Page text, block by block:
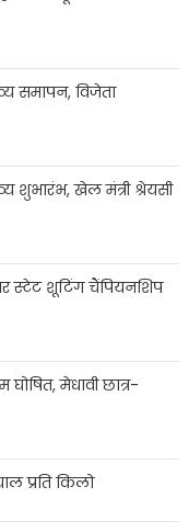
समापन, विजेता
शुभारंभ, खेल मंत्री श्रेयसी
स्टेट शूटिंग चैंपियनशिप
घोषित, मेधावी छात्र-
प्रति किलो